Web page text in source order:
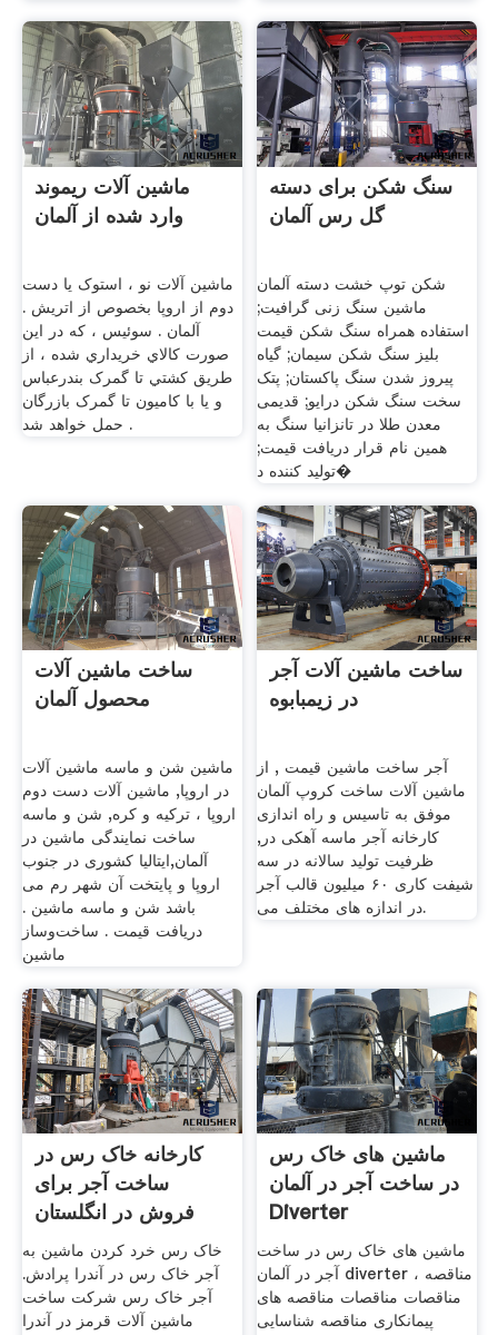
ماشین آلات ریموند
وارد شده از آلمان
ماشین آلات نو ، استوک یا دست
دوم از اروپا بخصوص از اتریش .
آلمان . سوئیس ، که در اين
صورت کالاي خريداري شده ، از
طريق کشتي تا گمرک بندرعباس
و يا با کاميون تا گمرک بازرگان
حمل خواهد شد .
سنگ شکن برای دسته
گل رس آلمان
شکن توپ خشت دسته آلمان
ماشین سنگ زنی گرافیت;
استفاده همراه سنگ شکن قیمت
بلیز سنگ شکن سیمان; گیاه
پیروز شدن سنگ پاکستان; پتک
سخت سنگ شکن درایو; قدیمی
معدن طلا در تانزانیا سنگ به
همین نام قرار دریافت قیمت;
تولید کننده د�
ساخت ماشین آلات
محصول آلمان
ماشین شن و ماسه ماشین آلات
در اروپا, ماشین آلات دست دوم
اروپا ، ترکیه و کره, شن و ماسه
ساخت نمایندگی ماشین در
آلمان,ایتالیا کشوری در جنوب
اروپا و پایتخت آن شهر رم می
باشد شن و ماسه ماشین .
دریافت قیمت . ساخت‌وساز
ماشین
ساخت ماشین آلات آجر
در زیمبابوه
آجر ساخت ماشین قیمت , از
ماشین آلات ساخت کروپ آلمان
موفق به تاسیس و راه اندازی
کارخانه آجر ماسه آهکی در,
ظرفیت تولید سالانه در سه
شیفت کاری ۶۰ میلیون قالب آجر
در اندازه های مختلف می.
کارخانه خاک رس در
ساخت آجر برای
فروش در انگلستان
صفحه نمایش
خاک رس خرد کردن ماشین به
آجر خاک رس در آندرا پرادش.
آجر خاک رس شرکت ساخت
ماشین آلات قرمز در آندرا
ماشین های خاک رس
در ساخت آجر در آلمان
Diverter
ماشین های خاک رس در ساخت
آجر در آلمان diverter مناقصه ،
مناقصات مناقصات مناقصه های
پیمانکاری مناقصه شناسایی